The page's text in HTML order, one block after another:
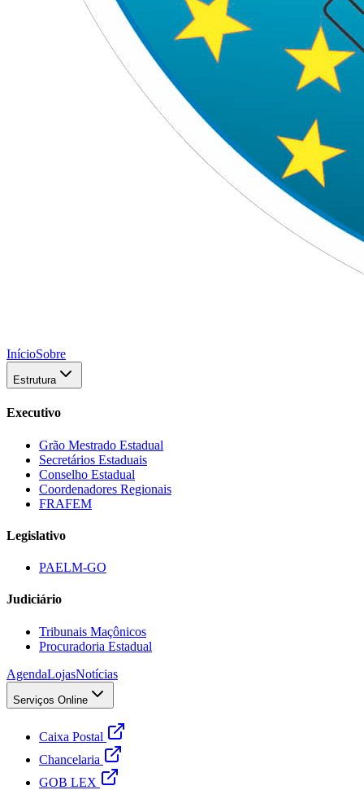
InícioSobre
Estrutura
Executivo
Grão Mestrado Estadual
Secretários Estaduais
Conselho Estadual
Coordenadores Regionais
FRAFEM
Legislativo
PAELM-GO
Judiciário
Tribunais Maçônicos
Procuradoria Estadual
AgendaLojasNotícias
Serviços Online
Caixa Postal
Chancelaria
GOB LEX